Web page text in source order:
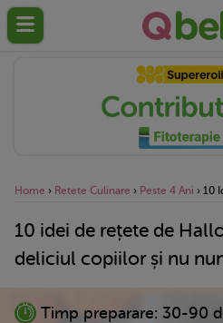
Home › Retete Culinare › Peste 4 Ani › 10
10 idei de rețete de
deliciul copiilor și nu
Timp preparare: 30-90